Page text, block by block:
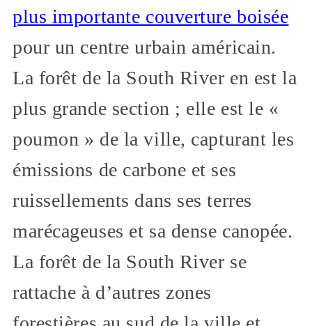
plus importante couverture boisée
pour un centre urbain américain.
La forêt de la South River en est la
plus grande section ; elle est le «
poumon » de la ville, capturant les
émissions de carbone et ses
ruissellements dans ses terres
marécageuses et sa dense canopée.
La forêt de la South River se
rattache à d’autres zones